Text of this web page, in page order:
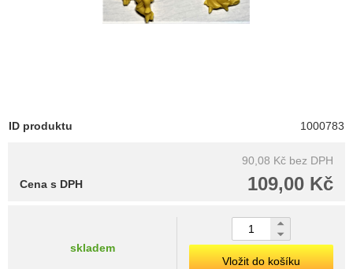
ID produktu 1000783
90,08 Kč bez DPH
109,00 Kč
Cena s DPH
skladem
Vložit do košíku